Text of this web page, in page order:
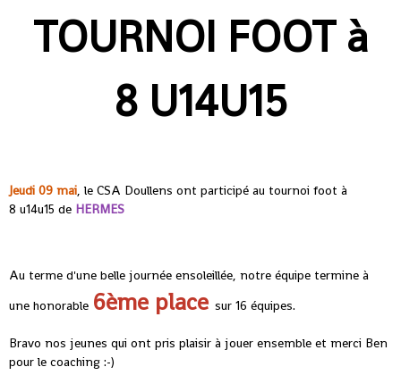
TOURNOI FOOT à
8 U14U15
Jeudi 09 mai, le CSA Doullens ont participé au tournoi foot à
8 u14u15 de HERMES
Au terme d'une belle journée ensoleillée, notre équipe termine à
une honorable 6ème place sur 16 équipes.
Bravo nos jeunes qui ont pris plaisir à jouer ensemble et merci Ben
pour le coaching :-)